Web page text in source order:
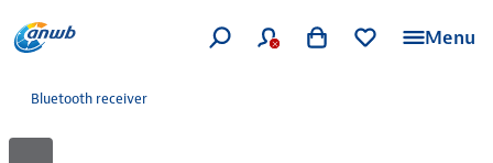
Menu
Bluetooth receiver